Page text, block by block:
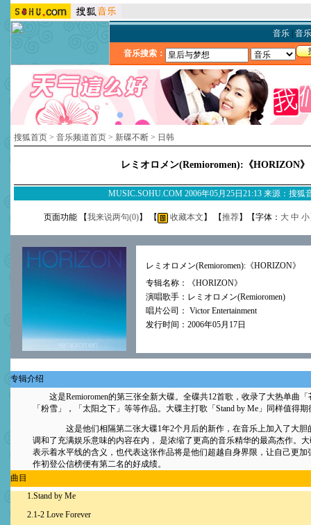
音乐| 音
音乐搜索：
搜狐首页 > 音乐频道首页 > 新碟不断 > 日韩
レミオロメン(Remioromen):《HORIZON》
MUSIC.SOHU.COM 2006年05月25日21:13 来源：搜狐
页面功能 【我来说两句(0)】 【 收藏本文 】 【推荐】【字体： 大 中 小
レミオロメン(Remioromen):《HORIZON》
专辑名称：《HORIZON》
演唱歌手： レミオロメン(Remioromen)
唱片公司： Victor Entertainment
发行时间：2006年05月17日
专辑介绍
这是Remioromen的第三张全新大碟。全碟共12首歌，收录了大热单曲「
「粉雪」，「太阳之下」等等作品。大碟主打歌「Stand by Me」同样值得期
这是他们相隔第二张大碟1年2个月后的新作，在音乐上加入了大胆
调和了充满娱乐意味的内容在内， 是浓缩了更高的音乐精华的最高杰作。大
表示着水平线的含义，也代表这张作品将是他们超越自身界限，让自己更加
作初登公信榜便有第二名的好成绩。
曲目
1.Stand by Me
2.1-2 Love Forever